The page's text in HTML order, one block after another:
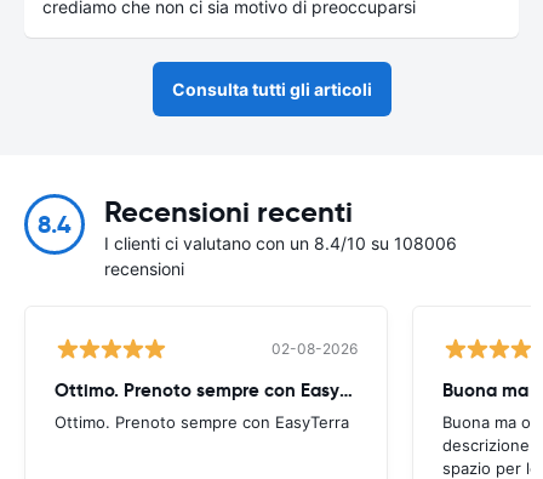
crediamo che non ci sia motivo di preoccuparsi
Consulta tutti gli articoli
8.4 Recensioni recenti
I clienti ci valutano con un 8.4/10 su 108006
recensioni
02-08-2026
Ottimo. Prenoto sempre con EasyTerra
Ottimo. Prenoto sempre con EasyTerra
Buona ma
Buona ma
descrizione
spazio per